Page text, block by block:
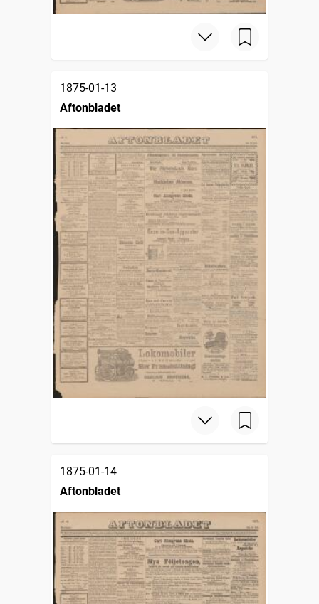
1875-01-13
Aftonbladet
1875-01-14
Aftonbladet